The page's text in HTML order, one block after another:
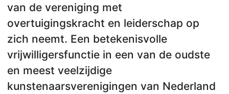
van de vereniging met
overtuigingskracht en leiderschap op
zich neemt. Een betekenisvolle
vrijwilligersfunctie in een van de oudste
en meest veelzijdige
kunstenaarsverenigingen van Nederland